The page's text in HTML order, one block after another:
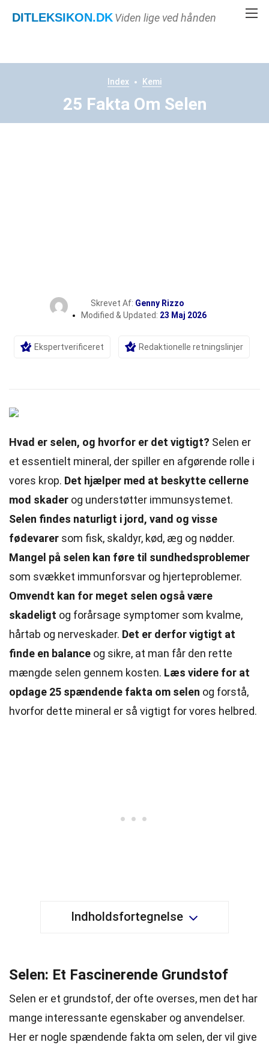
DITLEKSIKON.DKViden lige ved hånden
Index Kemi
25 Fakta Om Selen
Skrevet Af: Genny Rizzo
Modified & Updated: 23 Maj 2026
Ekspertverificeret Redaktionelle retningslinjer
Hvad er selen, og hvorfor er det vigtigt? Selen er
et essentielt mineral, der spiller en afgørende rolle i
vores krop. Det hjælper med at beskytte cellerne
mod skader og understøtter immunsystemet.
Selen findes naturligt i jord, vand og visse
fødevarer som fisk, skaldyr, kød, æg og nødder.
Mangel på selen kan føre til sundhedsproblemer
som svækket immunforsvar og hjerteproblemer.
Omvendt kan for meget selen også være
skadeligt og forårsage symptomer som kvalme,
hårtab og nerveskader. Det er derfor vigtigt at
finde en balance og sikre, at man får den rette
mængde selen gennem kosten. Læs videre for at
opdage 25 spændende fakta om selen og forstå,
hvorfor dette mineral er så vigtigt for vores helbred.
Indholdsfortegnelse
Selen: Et Fascinerende Grundstof
Selen er et grundstof, der ofte overses, men det har
mange interessante egenskaber og anvendelser.
Her er nogle spændende fakta om selen, der vil give